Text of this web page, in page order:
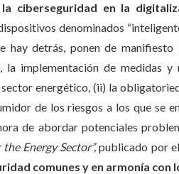
ciberseguridad en la
denominados
hay detrás, ponen de manifiesto
la implementación de medidas
energético, (ii) la
de los riesgos a los que se
de abordar potenciales
Energy Sector”,publicado por
comunes y en armonía